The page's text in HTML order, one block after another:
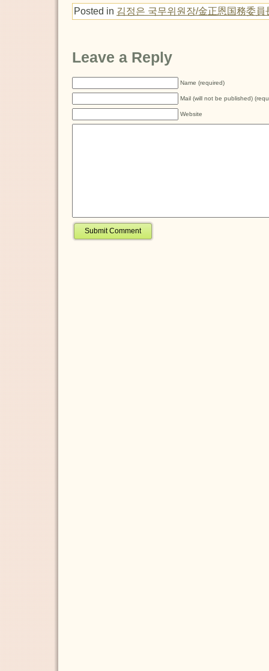
Posted in 김정은 국무위원장/金正恩国務委員
Leave a Reply
Name (required)
Mail (will not be published)
Website